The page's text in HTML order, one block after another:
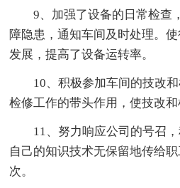
9、加强了设备的日常检查
障隐患，通知车间及时处理。
发展，提高了设备运转率。
10、积极参加车间的技改
检修工作的带头作用，使技改和
11、努力响应公司的号召
自己的知识技术无保留地传给
次。